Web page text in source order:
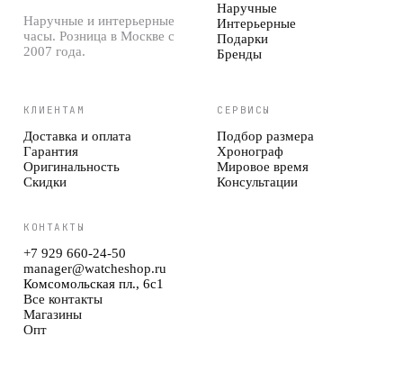
Наручные и интерьерные
часы. Розница в Москве с
2007 года.
Наручные
Интерьерные
Подарки
Бренды
КЛИЕНТАМ
Доставка и оплата
Гарантия
Оригинальность
Скидки
СЕРВИСЫ
Подбор размера
Хронограф
Мировое время
Консультации
КОНТАКТЫ
+7 929 660-24-50
manager@watcheshop.ru
Комсомольская пл., 6с1
Все контакты
Магазины
Опт